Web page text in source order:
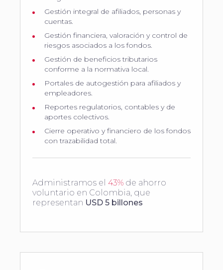
Gestión integral de afiliados, personas y
cuentas.
Gestión financiera, valoración y control de
riesgos asociados a los fondos.
Gestión de beneficios tributarios
conforme a la normativa local.
Portales de autogestión para afiliados y
empleadores.
Reportes regulatorios, contables y de
aportes colectivos.
Cierre operativo y financiero de los fondos
con trazabilidad total.
Administramos el 43% de ahorro
voluntario en Colombia, que
representan USD 5 billones